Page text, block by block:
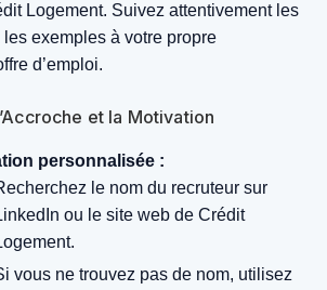
Logement. Suivez attentivement les
exemples à votre propre
d’emploi.
et la Motivation
personnalisée :
le nom du recruteur sur
ou le site web de Crédit
vous ne trouvez pas de nom, utilisez